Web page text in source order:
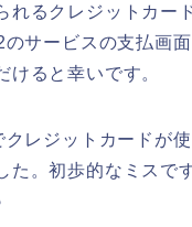
れるクレジットカー
サービスの支払画
けると幸いです。
レジットカードが
た。初歩的なミスで